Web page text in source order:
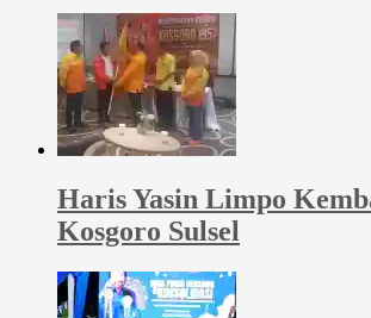
Haris Yasin Limpo
Kosgoro Sulsel